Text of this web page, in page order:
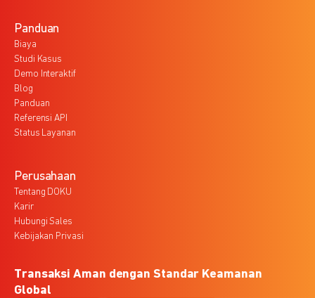
Panduan
Biaya
Studi Kasus
Demo Interaktif
Blog
Panduan
Referensi API
Status Layanan
Perusahaan
Tentang DOKU
Karir
Hubungi Sales
Kebijakan Privasi
Transaksi Aman dengan Standar Keamanan
Global